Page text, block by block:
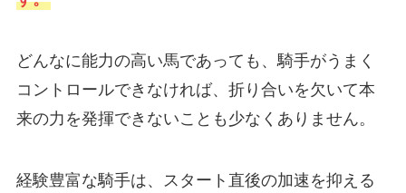
どんなに能力の高い馬であっても、騎手がうまく
コントロールできなければ、折り合いを欠いて本
来の力を発揮できないことも少なくありません。
経験豊富な騎手は、スタート直後の加速を抑える